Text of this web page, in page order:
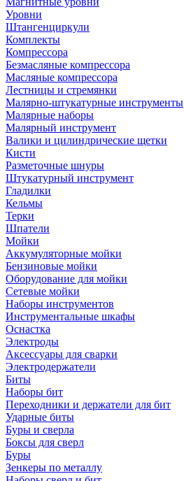
Уровни
Штангенциркули
Комплекты
Компрессора
Безмасляные компрессора
Масляные компрессора
Лестницы и стремянки
Малярно-штукатурные инструменты
Малярные наборы
Малярный инструмент
Валики и цилиндрические щетки
Кисти
Разметочные шнуры
Штукатурный инструмент
Гладилки
Кельмы
Терки
Шпатели
Мойки
Аккумуляторные мойки
Бензиновые мойки
Оборудование для мойки
Сетевые мойки
Наборы инструментов
Инструментальные шкафы
Оснастка
Электроды
Аксессуары для сварки
Электродержатели
Биты
Наборы бит
Переходники и держатели для бит
Ударные биты
Буры и сверла
Боксы для сверл
Буры
Зенкеры по металлу